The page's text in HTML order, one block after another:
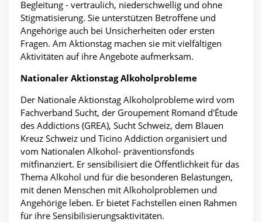
Begleitung - vertraulich, niederschwellig und ohne
Stigmatisierung. Sie unterstützen Betroffene und
Angehörige auch bei Unsicherheiten oder ersten
Fragen. Am Aktionstag machen sie mit vielfältigen
Aktivitäten auf ihre Angebote aufmerksam.
Nationaler Aktionstag Alkoholprobleme
Der Nationale Aktionstag Alkoholprobleme wird vom
Fachverband Sucht, der Groupement Romand d'Étude
des Addictions (GREA), Sucht Schweiz, dem Blauen
Kreuz Schweiz und Ticino Addiction organisiert und
vom Nationalen Alkohol- präventionsfonds
mitfinanziert. Er sensibilisiert die Öffentlichkeit für das
Thema Alkohol und für die besonderen Belastungen,
mit denen Menschen mit Alkoholproblemen und
Angehörige leben. Er bietet Fachstellen einen Rahmen
für ihre Sensibilisierungsaktivitäten.